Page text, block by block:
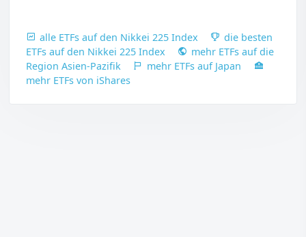
alle ETFs auf den Nikkei 225 Index
die besten
ETFs auf den Nikkei 225 Index
mehr ETFs auf die
Region Asien-Pazifik
mehr ETFs auf Japan
mehr ETFs von iShares